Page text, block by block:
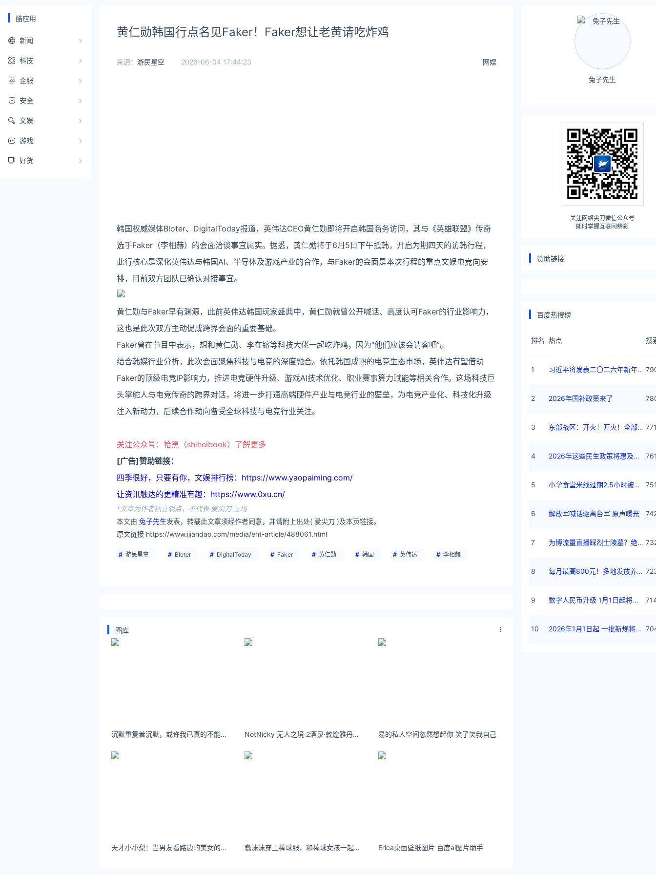
酷应用
新闻
科技
企服
安全
文娱
游戏
好货
黄仁勋韩国行点名见Faker！Faker想让老黄请吃炸鸡
网娱
来源： 游民星空 2026-06-04 17:44:23
韩国权威媒体Bloter、DigitalToday报道，英伟达CEO黄仁勋即将开启韩国商务访问，其与《英雄联盟》传奇
选手Faker（李相赫）的会面洽谈事宜属实。据悉，黄仁勋将于6月5日下午抵韩，开启为期四天的访韩行程，
此行核心是深化英伟达与韩国AI、半导体及游戏产业的合作，与Faker的会面是本次行程的重点文娱电竞向安
排，目前双方团队已确认对接事宜。
黄仁勋与Faker早有渊源，此前英伟达韩国玩家盛典中，黄仁勋就曾公开喊话、高度认可Faker的行业影响力，
这也是此次双方主动促成跨界会面的重要基础。
Faker曾在节目中表示，想和黄仁勋、李在镕等科技大佬一起吃炸鸡，因为“他们应该会请客吧”。
结合韩媒行业分析，此次会面聚焦科技与电竞的深度融合。依托韩国成熟的电竞生态市场，英伟达有望借助
Faker的顶级电竞IP影响力，推进电竞硬件升级、游戏AI技术优化、职业赛事算力赋能等相关合作。这场科技巨
头掌舵人与电竞传奇的跨界对话，将进一步打通高端硬件产业与电竞行业的壁垒，为电竞产业化、科技化升级
注入新动力，后续合作动向备受全球科技与电竞行业关注。
关注公众号：拾黑（shiheibook）了解更多
[广告]赞助链接：
四季很好，只要有你，文娱排行榜：https://www.yaopaiming.com/
让资讯触达的更精准有趣：https://www.0xu.cn/
*文章为作者独立观点，不代表 爱尖刀 立场
本文由 兔子先生发表，转载此文章须经作者同意，并请附上出处( 爱尖刀 )及本页链接。
原文链接 https://www.ijiandao.com/media/ent-article/488061.html
游民星空 Bloter DigitalToday Faker 黄仁勋 韩国 英伟达 李相赫
图库
沉默重复着沉默，或许我已真的不能逃脱。 NotNicky 无人之境 2酒泉·敦煌雅丹国家地质公园 ​​​​ 易的私人空间忽然想起你 笑了笑我自己
天才小小梨：当男友看路边的美女的时候#以德服人 蠢沫沫穿上棒球服，和棒球女孩一起免费玩棒球 Erica桌面壁纸图片 百度ai图片助手
兔子先生
关注网络尖刀微信公众号
随时掌握互联网精彩
赞助链接
百度热搜榜
排名 热点 搜
1 习近平将发表二〇二六年新年贺词
2 2026年国补政策来了
3 东部战区：开火！开火！全部命中！
4 2026年这些民生政策将惠及百姓
5 小学食堂米线过期2.5小时被罚5万
6 解放军喊话驱离台军 原声曝光
7 为博流量直播踩烈士陵墓？绝不姑息
8 每月最高800元！多地发放养老消费券
9 数字人民币升级 1月1日起将计付利息
10 2026年1月1日起 一批新规将施行